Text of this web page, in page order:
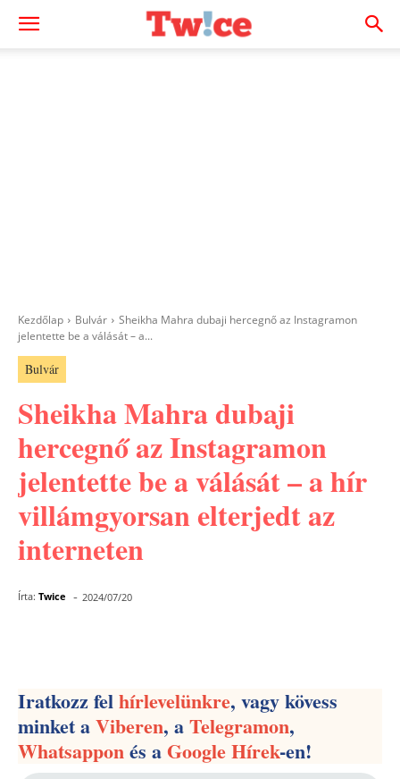
Kezdőlap Bulvár
Sheikha Mahra dubaji hercegnő az Instagramon
jelentette be a válását – a...
Bulvár
Sheikha Mahra dubaji
hercegnő az Instagramon
jelentette be a válását – a hír
villámgyorsan elterjedt az
interneten
Írta: Twice - 2024/07/20
Iratkozz felhírlevelünkre, vagy kövess
minket aViberen, aTelegramon,
Whatsapponés aGoogle Hírek-en!